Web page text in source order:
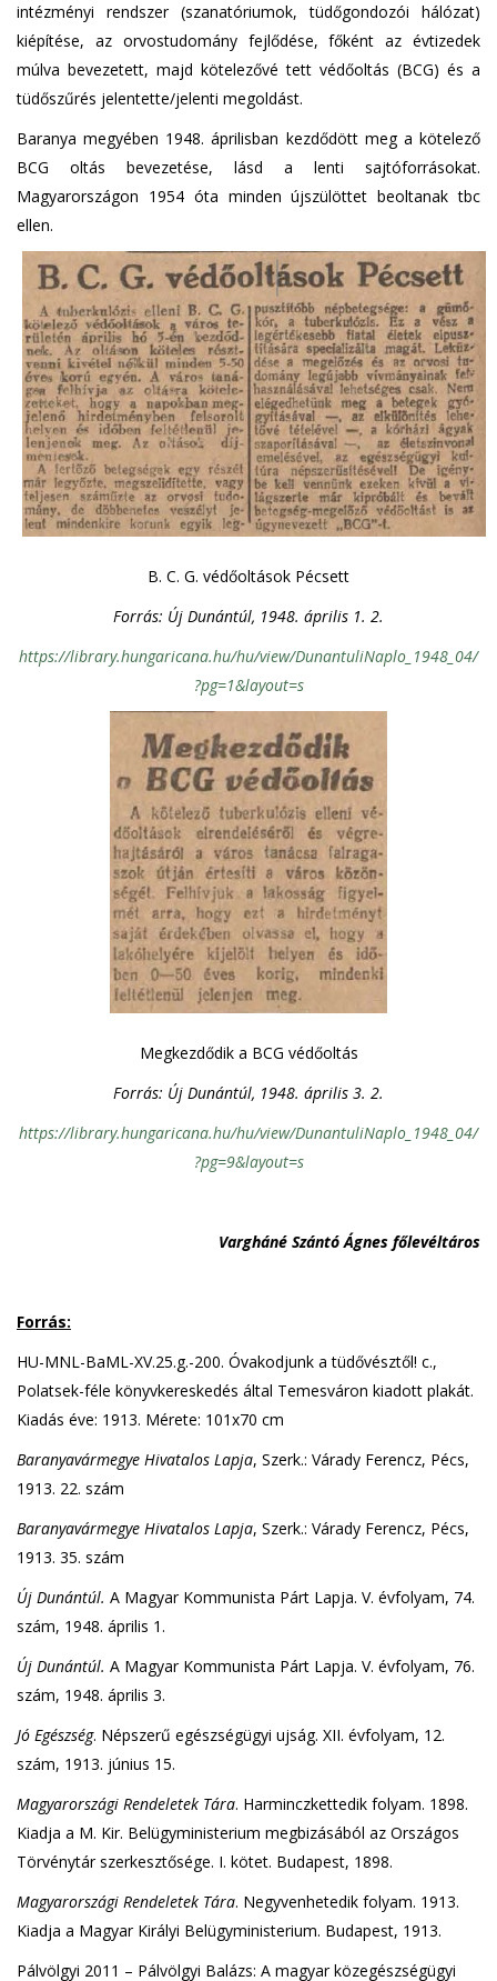
intézményi rendszer (szanatóriumok, tüdőgondozói hálózat)
kiépítése, az orvostudomány fejlődése, főként az évtizedek
múlva bevezetett, majd kötelezővé tett védőoltás (BCG) és a
tüdőszűrés jelentette/jelenti megoldást.
Baranya megyében 1948. áprilisban kezdődött meg a kötelező
BCG oltás bevezetése, lásd a lenti sajtóforrásokat.
Magyarországon 1954 óta minden újszülöttet beoltanak tbc
ellen.
B. C. G. védőoltások Pécsett
Forrás: Új Dunántúl, 1948. április 1. 2.
https://library.hungaricana.hu/hu/view/DunantuliNaplo_1948_04/
?pg=1&layout=s
Megkezdődik a BCG védőoltás
Forrás: Új Dunántúl, 1948. április 3. 2.
https://library.hungaricana.hu/hu/view/DunantuliNaplo_1948_04/
?pg=9&layout=s
Vargháné Szántó Ágnes főlevéltáros
Forrás:
HU-MNL-BaML-XV.25.g.-200. Óvakodjunk a tüdővésztől! c.,
Polatsek-féle könyvkereskedés által Temesváron kiadott plakát.
Kiadás éve: 1913. Mérete: 101x70 cm
Baranyavármegye Hivatalos Lapja, Szerk.: Várady Ferencz, Pécs,
1913. 22. szám
Baranyavármegye Hivatalos Lapja, Szerk.: Várady Ferencz, Pécs,
1913. 35. szám
Új Dunántúl. A Magyar Kommunista Párt Lapja. V. évfolyam, 74.
szám, 1948. április 1.
Új Dunántúl. A Magyar Kommunista Párt Lapja. V. évfolyam, 76.
szám, 1948. április 3.
Jó Egészség. Népszerű egészségügyi ujság. XII. évfolyam, 12.
szám, 1913. június 15.
Magyarországi Rendeletek Tára. Harminczkettedik folyam. 1898.
Kiadja a M. Kir. Belügyministerium megbizásából az Országos
Törvénytár szerkesztősége. I. kötet. Budapest, 1898.
Magyarországi Rendeletek Tára. Negyvenhetedik folyam. 1913.
Kiadja a Magyar Királyi Belügyministerium. Budapest, 1913.
Pálvölgyi 2011 – Pálvölgyi Balázs: A magyar közegészségügyi